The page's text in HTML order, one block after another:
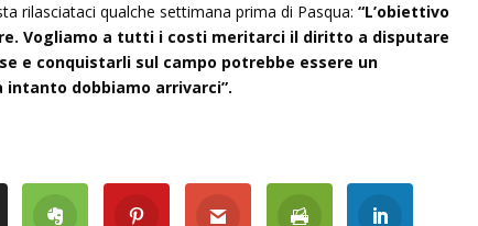
rilasciataci qualche settimana prima di Pasqua: “L’obiettivo
Vogliamo a tutti i costi meritarci il diritto a disputare
e conquistarli sul campo potrebbe essere un
dobbiamo arrivarci”.